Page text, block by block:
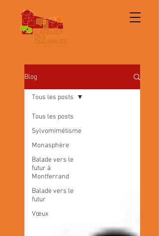
Blog
Tous les posts
Sylvomimétisme
Monasphère
Balade vers le
futur à
Montferrand
Balade vers le
futur
Vœux
Tous les posts